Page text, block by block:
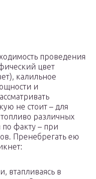
проведения
цвет
калильное
и
не стоит – для
различных
по факту – при
Пренебрегать ею
втапливаясь в